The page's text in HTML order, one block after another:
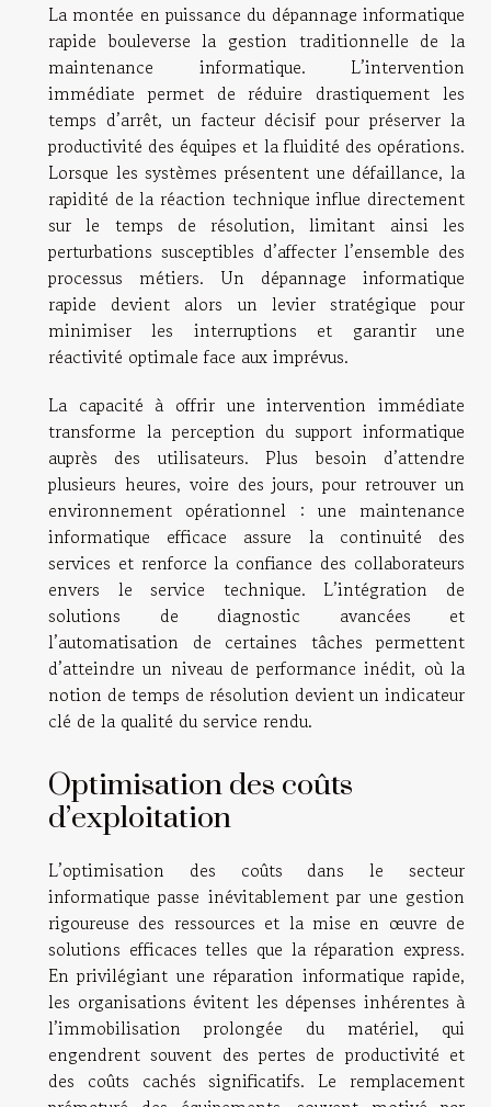
La montée en puissance du dépannage informatique
rapide bouleverse la gestion traditionnelle de la
maintenance informatique. L’intervention
immédiate permet de réduire drastiquement les
temps d’arrêt, un facteur décisif pour préserver la
productivité des équipes et la fluidité des opérations.
Lorsque les systèmes présentent une défaillance, la
rapidité de la réaction technique influe directement
sur le temps de résolution, limitant ainsi les
perturbations susceptibles d’affecter l’ensemble des
processus métiers. Un dépannage informatique
rapide devient alors un levier stratégique pour
minimiser les interruptions et garantir une
réactivité optimale face aux imprévus.
La capacité à offrir une intervention immédiate
transforme la perception du support informatique
auprès des utilisateurs. Plus besoin d’attendre
plusieurs heures, voire des jours, pour retrouver un
environnement opérationnel : une maintenance
informatique efficace assure la continuité des
services et renforce la confiance des collaborateurs
envers le service technique. L’intégration de
solutions de diagnostic avancées et
l’automatisation de certaines tâches permettent
d’atteindre un niveau de performance inédit, où la
notion de temps de résolution devient un indicateur
clé de la qualité du service rendu.
Optimisation des coûts
d’exploitation
L’optimisation des coûts dans le secteur
informatique passe inévitablement par une gestion
rigoureuse des ressources et la mise en œuvre de
solutions efficaces telles que la réparation express.
En privilégiant une réparation informatique rapide,
les organisations évitent les dépenses inhérentes à
l’immobilisation prolongée du matériel, qui
engendrent souvent des pertes de productivité et
des coûts cachés significatifs. Le remplacement